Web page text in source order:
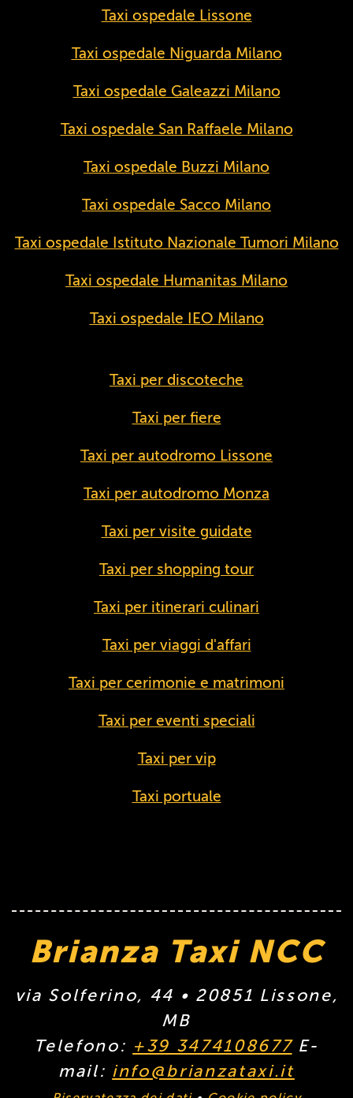
Taxi ospedale Lissone
Taxi ospedale Niguarda Milano
Taxi ospedale Galeazzi Milano
Taxi ospedale San Raffaele Milano
Taxi ospedale Buzzi Milano
Taxi ospedale Sacco Milano
Taxi ospedale Istituto Nazionale Tumori Milano
Taxi ospedale Humanitas Milano
Taxi ospedale IEO Milano
Taxi per discoteche
Taxi per fiere
Taxi per autodromo Lissone
Taxi per autodromo Monza
Taxi per visite guidate
Taxi per shopping tour
Taxi per itinerari culinari
Taxi per viaggi d'affari
Taxi per cerimonie e matrimoni
Taxi per eventi speciali
Taxi per vip
Taxi portuale
Brianza Taxi NCC
via Solferino, 44 • 20851 Lissone,
MB
Telefono: +39 3474108677E-
mail: info@brianzataxi.it